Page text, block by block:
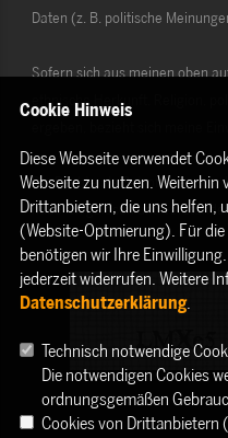
Daten (z. B. politische
Sofern sich aus meinen oben
ethnische Herkunft, Religion,
Die Rechte als Betroffener aus
habe ich gelesen und
Cookie Hinweis
Diese Webseite verwendet
Webseite zu nutzen. Weiterhin
Drittanbietern, die uns helfen,
(Website-Optmierung). Für
benötigen wir Ihre
jederzeit widerrufen. Weitere
Datenschutzerklärung.
Technisch notwendige
Die notwendigen Cookies
ordnungsgemäßen
Cookies von Drittanbietern (